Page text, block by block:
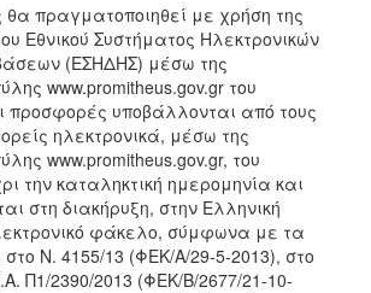
πραγματοποιηθεί με χρήση της
Εθνικού Συστήματος Ηλεκτρονικών
(ΕΣΗΔΗΣ) μέσω της
www.promitheus.gov.gr του
προσφορές υποβάλλονται από τους
ηλεκτρονικά, μέσω της
www.promitheus.gov.gr, του
την καταληκτική ημερομηνία και
στη διακήρυξη, στην Ελληνική
φάκελο, σύμφωνα με τα
Ν. 4155/13 (ΦΕΚ/Α/29-5-2013), στο
Π1/2390/2013 (ΦΕΚ/Β/2677/21-10-